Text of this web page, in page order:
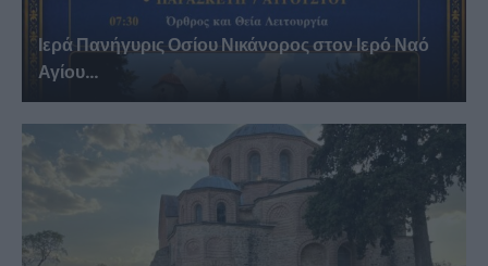
Ιερά Πανήγυρις Οσίου Νικάνορος στον Ιερό Ναό
Αγίου...